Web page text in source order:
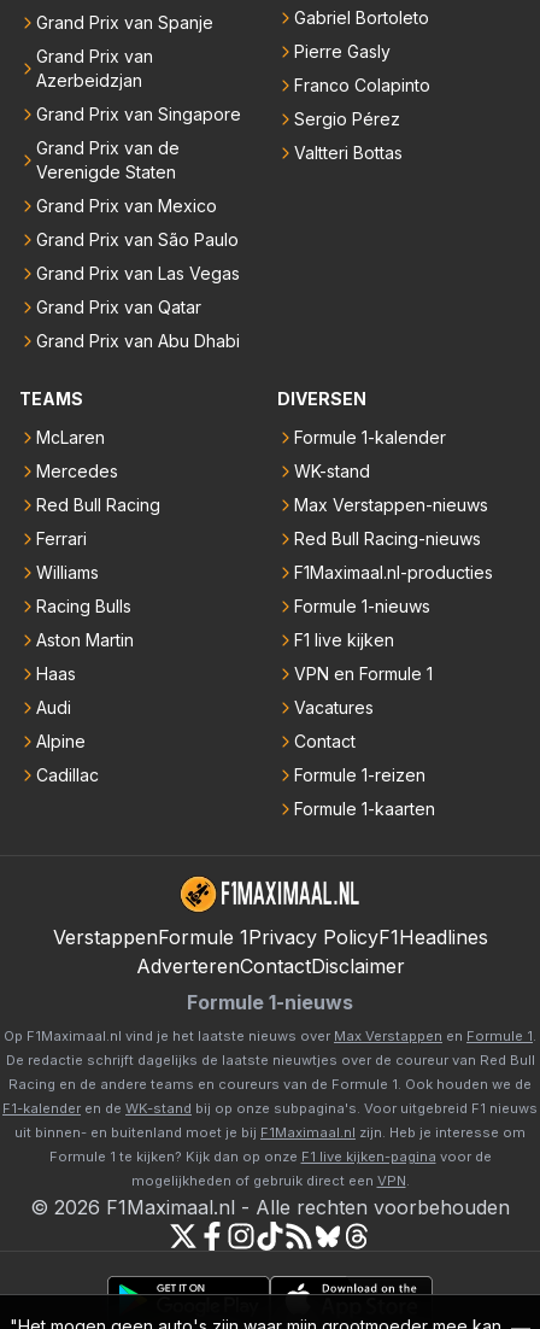
Grand Prix van Spanje
Grand Prix van
Azerbeidzjan
Grand Prix van Singapore
Grand Prix van de
Verenigde Staten
Grand Prix van Mexico
Grand Prix van São Paulo
Grand Prix van Las Vegas
Grand Prix van Qatar
Grand Prix van Abu Dhabi
Gabriel Bortoleto
Pierre Gasly
Franco Colapinto
Sergio Pérez
Valtteri Bottas
TEAMS
McLaren
Mercedes
Red Bull Racing
Ferrari
Williams
Racing Bulls
Aston Martin
Haas
Audi
Alpine
Cadillac
DIVERSEN
Formule 1-kalender
WK-stand
Max Verstappen-nieuws
Red Bull Racing-nieuws
F1Maximaal.nl-producties
Formule 1-nieuws
F1 live kijken
VPN en Formule 1
Vacatures
Contact
Formule 1-reizen
Formule 1-kaarten
VerstappenFormule 1Privacy PolicyF1Headlines
AdverterenContactDisclaimer
Formule 1-nieuws
Op F1Maximaal.nl vind je het laatste nieuws over Max Verstappen en Formule 1
De redactie schrijft dagelijks de laatste nieuwtjes over de coureur van Red Bull
Racing en de andere teams en coureurs van de Formule 1. Ook houden we de
F1-kalender en de WK-stand bij op onze subpagina's. Voor uitgebreid F1 nieuws
uit binnen- en buitenland moet je bij F1Maximaal.nl zijn. Heb je interesse om
Formule 1 te kijken? Kijk dan op onze F1 live kijken-pagina voor de
mogelijkheden of gebruik direct een VPN
© 2026 F1Maximaal.nl - Alle rechten voorbehouden